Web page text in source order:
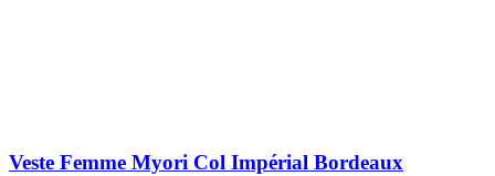
Veste Femme Myori Col Impérial Bordeaux